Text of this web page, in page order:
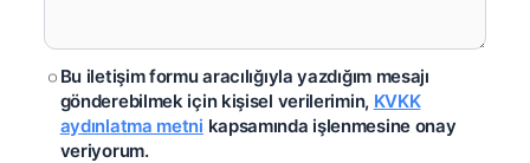
Bu iletişim formu aracılığıyla yazdığım mesajı
gönderebilmek için kişisel verilerimin, KVKK
aydınlatma metni kapsamında işlenmesine onay
veriyorum.